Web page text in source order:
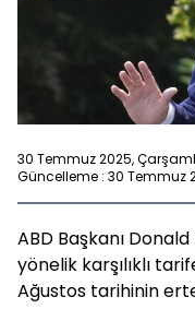
30 Temmuz 2025,
Güncelleme : 30 Temmuz
ABD Başkanı
yönelik karşılıklı
Ağustos tarihinin